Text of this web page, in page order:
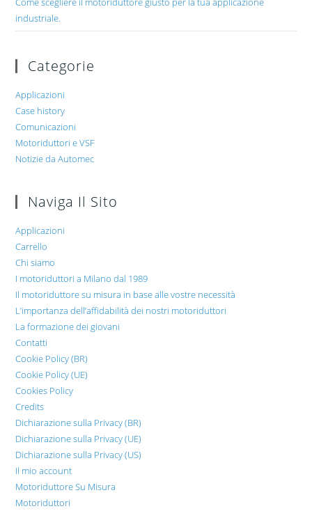
industriale.
Categorie
Applicazioni
Case history
Comunicazioni
Motoriduttori e VSF
Notizie da Automec
Naviga Il Sito
Applicazioni
Carrello
Chi siamo
I motoriduttori a Milano dal 1989
Il motoriduttore su misura in base alle vostre necessità
L’importanza dell’affidabilità dei nostri motoriduttori
La formazione dei giovani
Contatti
Cookie Policy (BR)
Cookie Policy (UE)
Cookies Policy
Credits
Dichiarazione sulla Privacy (BR)
Dichiarazione sulla Privacy (UE)
Dichiarazione sulla Privacy (US)
Il mio account
Motoriduttore Su Misura
Motoriduttori